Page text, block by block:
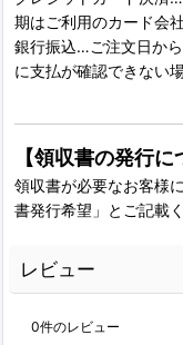
期はご利用のカード会
銀行振込…ご注文日か
に支払が確認できない
【領収書の発行に
領収書が必要なお客様
書発行希望」とご記載く
レビュー
0件のレビュー